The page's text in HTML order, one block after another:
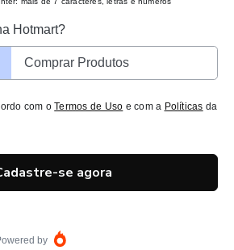
Hotmart?
Comprar Produtos
com oTermos de Uso e com a Políticas da
se agora
by